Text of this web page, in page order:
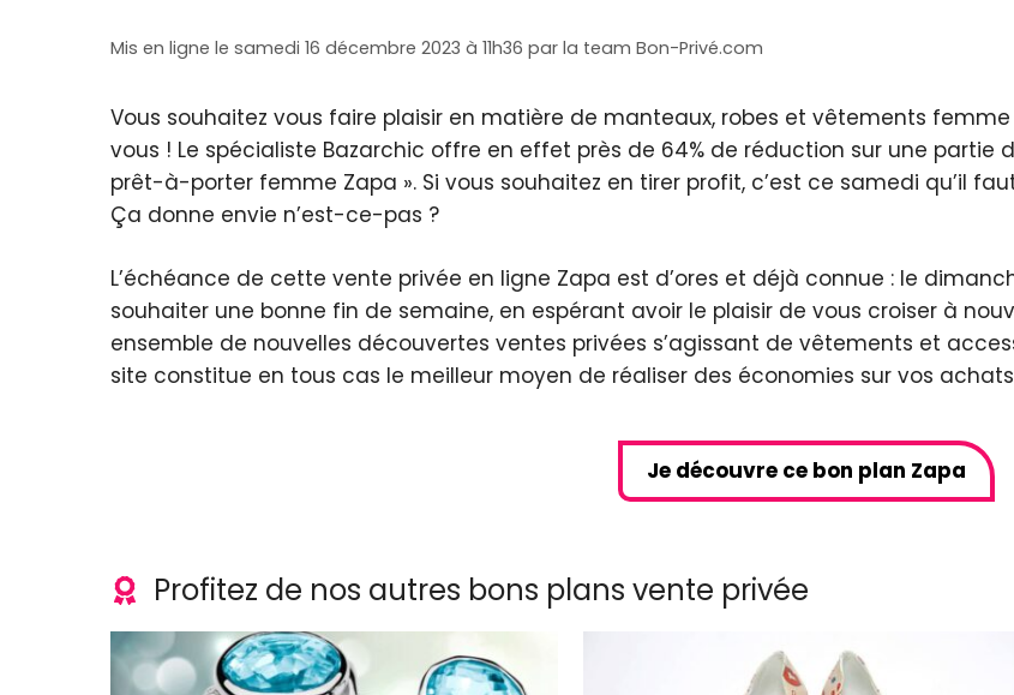
Mis en ligne le samedi 16 décembre 2023 à 11h36 par la team Bon-Privé.com
Vous souhaitez vous faire plaisir en matière de manteaux, robes et vêtements
vous ! Le spécialiste Bazarchic offre en effet près de 64% de réduction sur une
prêt-à-porter femme Zapa ». Si vous souhaitez en tirer profit, c’est ce samedi qu’il
Ça donne envie n’est-ce-pas ?
L’échéance de cette vente privée en ligne Zapa est d’ores et déjà connue : le
souhaiter une bonne fin de semaine, en espérant avoir le plaisir de vous croiser à
ensemble de nouvelles découvertes ventes privées s’agissant de vêtements et
site constitue en tous cas le meilleur moyen de réaliser des économies sur vos
Je découvre ce bon plan Zapa
Profitez de nos autres bons plans vente privée